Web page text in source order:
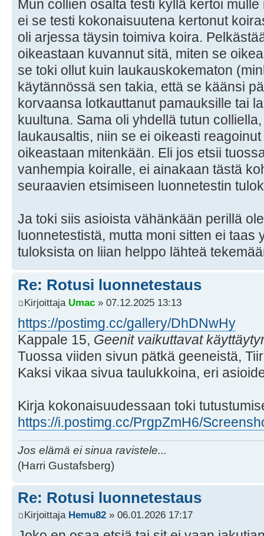
Mun collien osalta testi kyllä kertoi
ei se testi kokonaisuutena kertonut
oli arjessa täysin toimiva koira.
oikeastaan kuvannut sitä, miten se
se toki ollut kuin laukauskokematon
käytännössä sen takia, että se käänsi
korvaansa lotkauttanut pamauksille tai
kuultuna. Sama oli yhdellä tutun
laukausaltis, niin se ei oikeasti
oikeastaan mitenkään. Eli jos etsii
vanhempia koiralle, ei ainakaan tästä
seuraavien etsimiseen luonnetestin
Ja toki siis asioista vähänkään perillä
luonnetestistä, mutta moni sitten ei taas
tuloksista on liian helppo lähteä
Re: Rotusi luonnetestaus
Kirjoittaja Umac » 07.12.2025 13:13
https://postimg.cc/gallery/DhDNwHy
Kappale 15, Geenit vaikuttavat
Tuossa viiden sivun pätkä geeneistä,
Kaksi vikaa sivua taulukkoina, eri
Kirja kokonaisuudessaan toki
https://i.postimg.cc/PrgpZmH6/
Jos elämä ei sinua ravistele...
(Harri Gustafsberg)
Re: Rotusi luonnetestaus
Kirjoittaja Hemu82 » 06.01.2026 17:17